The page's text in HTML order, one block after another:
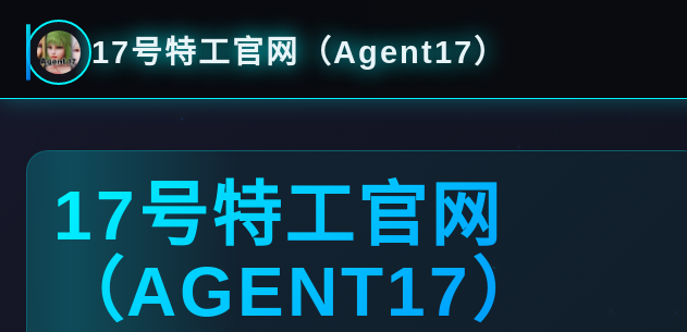
17号特工官网（Agent17）
17号特工官网
（AGENT17）